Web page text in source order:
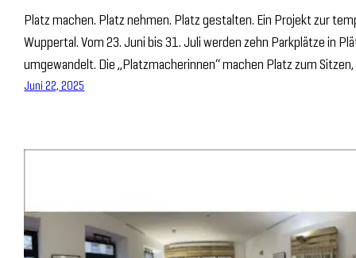
Platz machen. Platz nehmen. Platz gestalten. Ein Projekt zur
Wuppertal. Vom 23. Juni bis 31. Juli werden zehn Parkplätze in
umgewandelt. Die „Platzmacherinnen“ machen Platz zum
Juni 22, 2025